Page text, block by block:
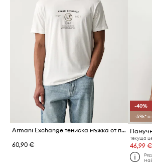
Armani Exchange тениска мъжка от памук
60,90 €
-40%
-5%* с
Текуща
46,99 €